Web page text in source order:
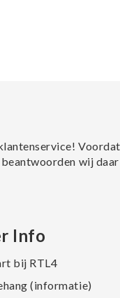
wij daar
Info
bij RTL4
(informatie)